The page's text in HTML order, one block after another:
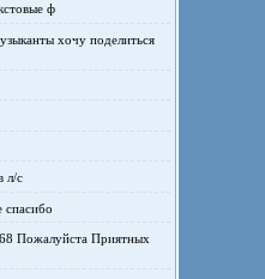
ф
хочу поделиться
л/с
спасибо
Пожалуйста Приятных